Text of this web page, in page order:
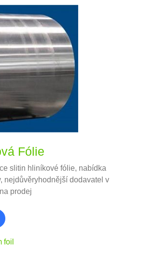
Fólie
slitin hliníkové fólie, nabídka
nejdůvěryhodnější dodavatel v
prodej